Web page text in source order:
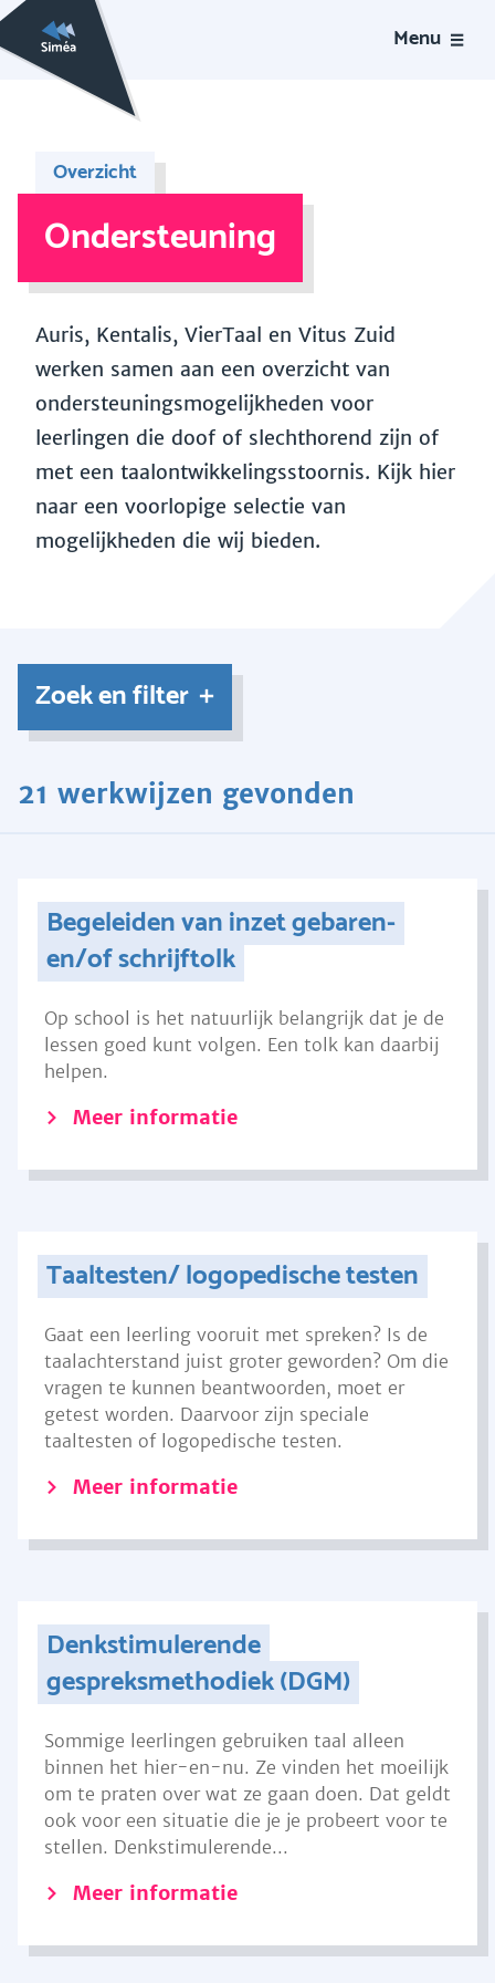
Menu
Overzicht
Ondersteuning
Auris, Kentalis, VierTaal en Vitus Zuid
werken samen aan een overzicht van
ondersteuningsmogelijkheden voor
leerlingen die doof of slechthorend zijn of
met een taalontwikkelingsstoornis. Kijk hier
naar een voorlopige selectie van
mogelijkheden die wij bieden.
Zoek en filter
21 werkwijzen gevonden
Begeleiden van inzet gebaren-
en/of schrijftolk
Op school is het natuurlijk belangrijk dat je de
lessen goed kunt volgen. Een tolk kan daarbij
helpen.
Meer informatie
Taaltesten/ logopedische testen
Gaat een leerling vooruit met spreken? Is de
taalachterstand juist groter geworden? Om die
vragen te kunnen beantwoorden, moet er
getest worden. Daarvoor zijn speciale
taaltesten of logopedische testen.
Meer informatie
Denkstimulerende
gespreksmethodiek (DGM)
Sommige leerlingen gebruiken taal alleen
binnen het hier-en-nu. Ze vinden het moeilijk
om te praten over wat ze gaan doen. Dat geldt
ook voor een situatie die je je probeert voor te
stellen. Denkstimulerende...
Meer informatie